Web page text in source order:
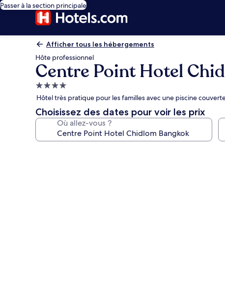
Passer à la section principale
Afficher tous les hébergements
Hôte professionnel
Centre Point Hotel
Hébergement
4.0 étoiles
Hôtel très pratique pour les familles avec une piscine
Choisissez des dates pour voir les prix
Où allez-vous ?